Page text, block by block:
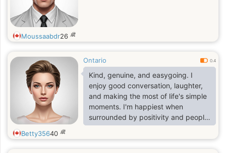
Moussaabdr26 歳
Ontario 0.4
Kind, genuine, and easygoing. I
enjoy good conversation, laughter,
and making the most of life's simple
moments. I'm happiest when
surrounded by positivity and people
who are authentic
Betty35640 歳